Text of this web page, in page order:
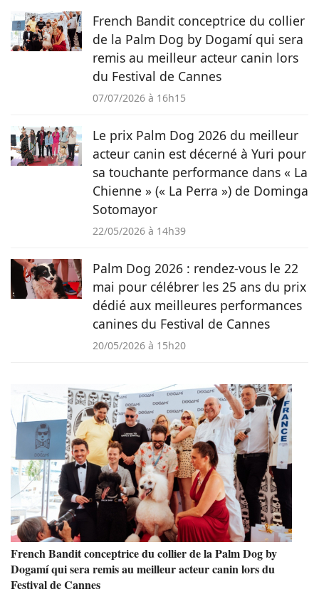
vous émouvoir et vous informer sur nos compagnons
préférés.
French Bandit conceptrice du collier
de la Palm Dog by Dogamí qui sera
remis au meilleur acteur canin lors
du Festival de Cannes
07/07/2026 à 16h15
Le prix Palm Dog 2026 du meilleur
acteur canin est décerné à Yuri pour
sa touchante performance dans « La
Chienne » (« La Perra ») de Dominga
Sotomayor
22/05/2026 à 14h39
Palm Dog 2026 : rendez-vous le 22
mai pour célébrer les 25 ans du prix
dédié aux meilleures performances
canines du Festival de Cannes
20/05/2026 à 15h20
French Bandit conceptrice du collier de la Palm Dog by
Dogamí qui sera remis au meilleur acteur canin lors du
Festival de Cannes